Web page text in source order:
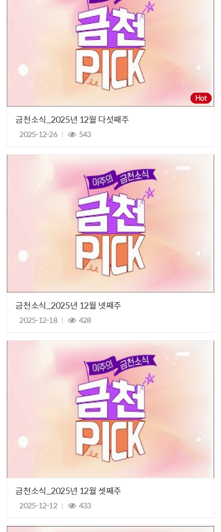
금천소식_2025년 12월 다섯째주
2025-12-26 543
금천소식_2025년 12월 넷째주
2025-12-18 428
금천소식_2025년 12월 셋째주
2025-12-12 433